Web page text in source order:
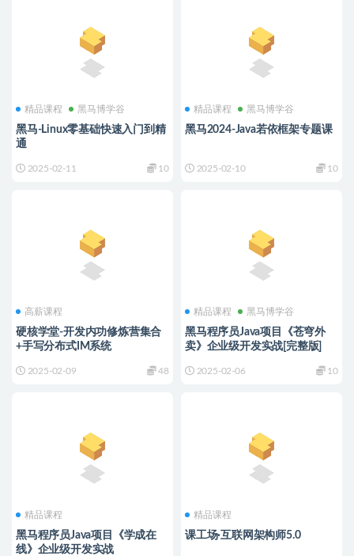
精品课程 黑马博学谷
黑马-Linux零基础快速入门到精
通
2025-02-11 10
精品课程 黑马博学谷
黑马2024-Java若依框架专题课
2025-02-10 10
高薪课程
硬核学堂-开发内功修炼营集合
+手写分布式IM系统
2025-02-09 48
精品课程 黑马博学谷
黑马程序员Java项目《苍穹外
卖》企业级开发实战[完整版]
2025-02-06 10
精品课程
黑马程序员Java项目《学成在
线》企业级开发实战
精品课程
课工场·互联网架构师5.0